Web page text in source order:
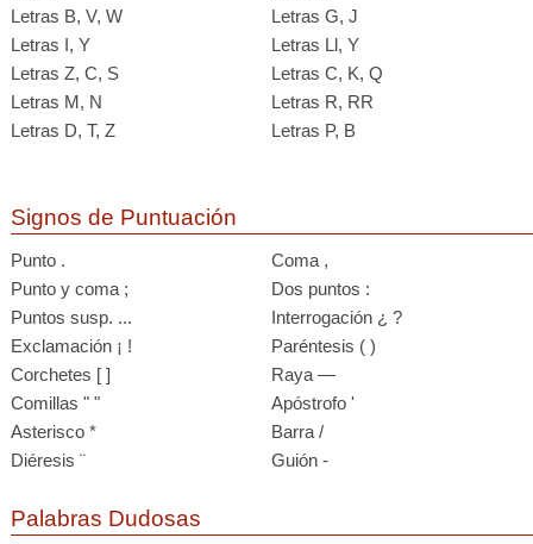
Letras B, V, W
Letras G, J
Letras I, Y
Letras Ll, Y
Letras Z, C, S
Letras C, K, Q
Letras M, N
Letras R, RR
Letras D, T, Z
Letras P, B
Signos de Puntuación
Punto .
Coma ,
Punto y coma ;
Dos puntos :
Puntos susp. ...
Interrogación ¿ ?
Exclamación ¡ !
Paréntesis ( )
Corchetes [ ]
Raya —
Comillas " "
Apóstrofo '
Asterisco *
Barra /
Diéresis ¨
Guión -
Palabras Dudosas